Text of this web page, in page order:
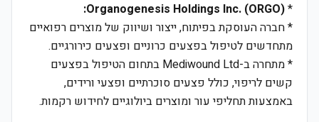
*
Organogenesis Holdings Inc. (ORGO):
* חברה העוסקת בפיתוח, ייצור ושיווק של מוצרים רפואיים
מתחדשים לטיפול בפצעים כרוניים ופצעים כירורגיים.
* מתחרה ב-Mediwound Ltd בתחום הטיפול בפצעים
קשים לריפוי, כולל פצעים סוכרתיים ופצעי ורידים,
באמצעות תחליפי עור ומוצרים ביולוגיים לחידוש רקמות.